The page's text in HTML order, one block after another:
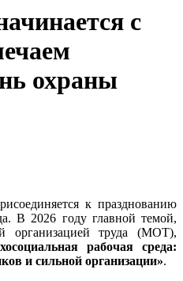
с
охраны
к празднованию
В 2026 году главной темой,
организацией труда (МОТ),
рабочая среда:
и сильной организации».